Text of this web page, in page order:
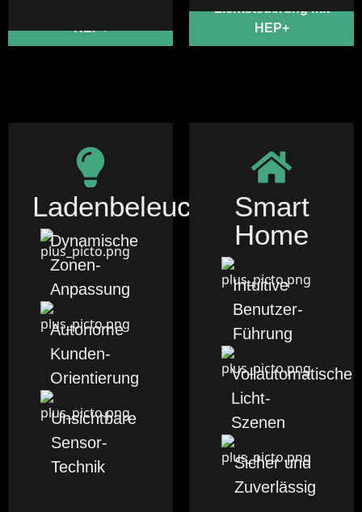
HEP+
Lichtsteuerung mit
HEP+
Ladenbeleuchtung
Dynamische
Zonen-
Anpassung
Autonome
Kunden-
Orientierung
Unsichtbare
Sensor-
Technik
Smart
Home
Intuitive
Benutzer-
Führung
Vollautomatische
Licht-
Szenen
Sicher und
Zuverlässig